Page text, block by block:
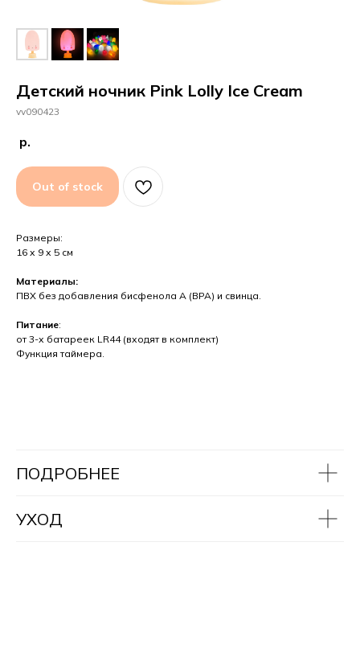
Детский ночник Pink Lolly Ice Cream
vv090423
р.
Out of stock
Размеры:
16 х 9 х 5 см
Материалы:
ПВХ без добавления бисфенола А (BPA) и свинца.
Питание:
от 3-х батареек LR44 (входят в комплект)
Функция таймера.
ПОДРОБНЕЕ
УХОД